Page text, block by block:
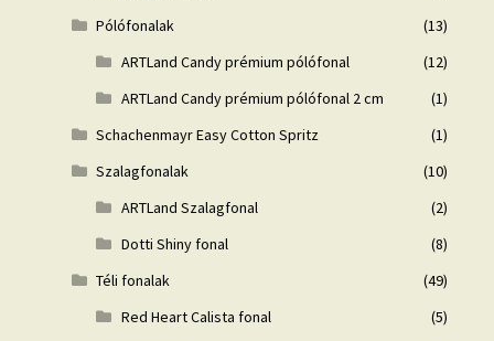
Pólófonalak
(13)
ARTLand Candy prémium pólófonal
(12)
ARTLand Candy prémium pólófonal 2 cm
(1)
Schachenmayr Easy Cotton Spritz
(1)
Szalagfonalak
(10)
ARTLand Szalagfonal
(2)
Dotti Shiny fonal
(8)
Téli fonalak
(49)
Red Heart Calista fonal
(5)